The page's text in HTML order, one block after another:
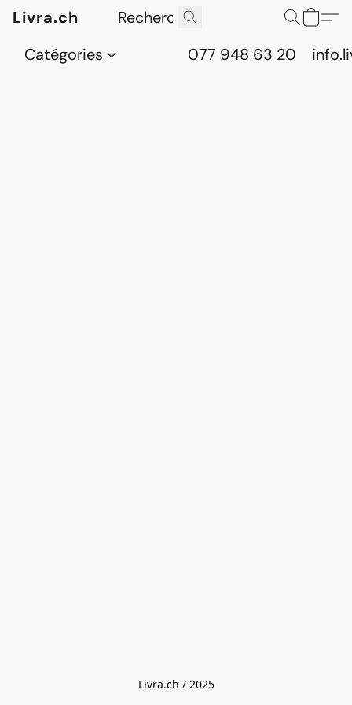
Livra.ch
Catégories
077 948 63 20
Livra.ch / 2025